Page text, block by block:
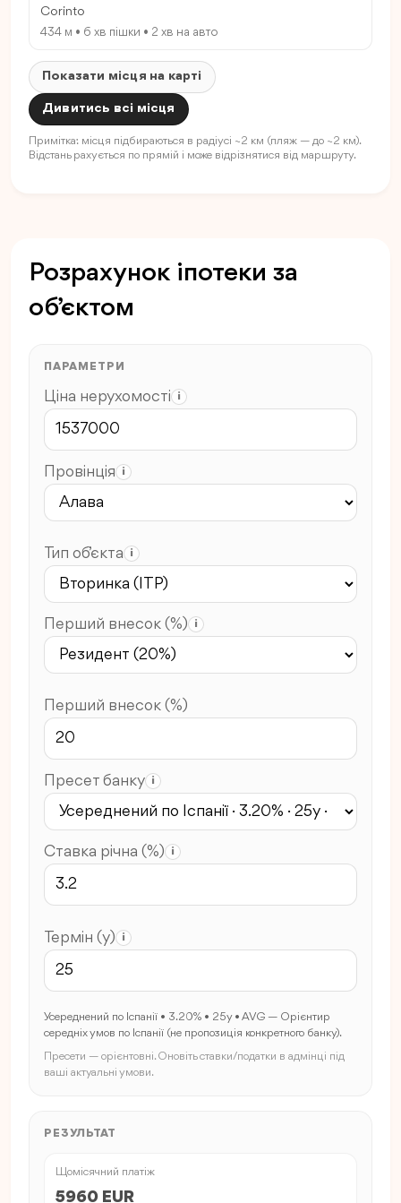
Corinto
434 м • 6 хв пішки • 2 хв на авто
Показати місця на карті
Дивитись всі місця
Примітка: місця підбираються в радіусі ~2 км (пляж — до ~2 км).
Відстань рахується по прямій і може відрізнятися від маршруту.
Розрахунок іпотеки за
об’єктом
ПАРАМЕТРИ
Ціна нерухомості i
Провінція i
Тип об’єкта i
Перший внесок (%) i
Перший внесок (%)
Пресет банку i
Ставка річна (%) i
Термін (y) i
Усереднений по Іспанії • 3.20% • 25y • AVG — Орієнтир
середніх умов по Іспанії (не пропозиція конкретного банку).
Пресети — орієнтовні. Оновіть ставки/податки в адмінці під
ваші актуальні умови.
РЕЗУЛЬТАТ
Щомісячний платіж
5960 EUR